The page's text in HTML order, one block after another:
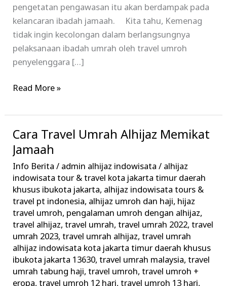
pengetatan pengawasan itu akan berdampak pada
kelancaran ibadah jamaah. Kita tahu, Kemenag
tidak ingin kecolongan dalam berlangsungnya
pelaksanaan ibadah umrah oleh travel umroh
penyelenggara […]
Read More »
Cara Travel Umrah Alhijaz Memikat
Jamaah
Info Berita / admin alhijaz indowisata/ alhijaz
indowisata tour & travel kota jakarta timur daerah
khusus ibukota jakarta, alhijaz indowisata tours &
travel pt indonesia, alhijaz umroh dan haji, hijaz
travel umroh, pengalaman umroh dengan alhijaz,
travel alhijaz,travel umrah,travel umrah 2022,travel
umrah 2023,travel umrah alhijaz,travel umrah
alhijaz indowisata kota jakarta timur daerah khusus
ibukota jakarta 13630,travel umrah malaysia,travel
umrah tabung haji,travel umroh,travel umroh +
eropa,travel umroh 12 hari,travel umroh 13 hari,
Cara
Travel
Umrah
Alhijaz
Memikat
Jamaah